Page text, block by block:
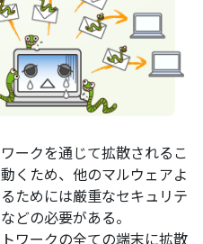
ークを通じて拡散されるこ
くため、他のマルウェアよ
ためには厳重なセキュリテ
どの必要がある。
ワークの全ての端末に拡散